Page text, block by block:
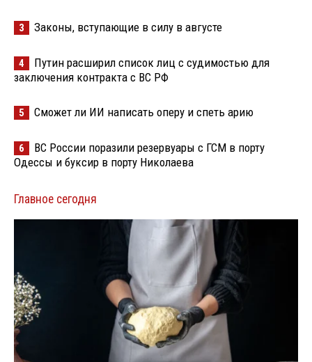
3 Законы, вступающие в силу в августе
4
Путин расширил список лиц с судимостью для
заключения контракта с ВС РФ
5 Сможет ли ИИ написать оперу и спеть арию
6
ВС России поразили резервуары с ГСМ в порту
Одессы и буксир в порту Николаева
Главное сегодня